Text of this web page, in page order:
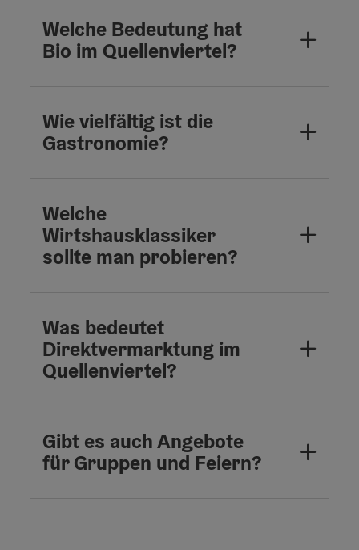
Welche Bedeutung hat
Bio im Quellenviertel?
Wie vielfältig ist die
Gastronomie?
Welche
Wirtshausklassiker
sollte man probieren?
Was bedeutet
Direktvermarktung im
Quellenviertel?
Gibt es auch Angebote
für Gruppen und Feiern?